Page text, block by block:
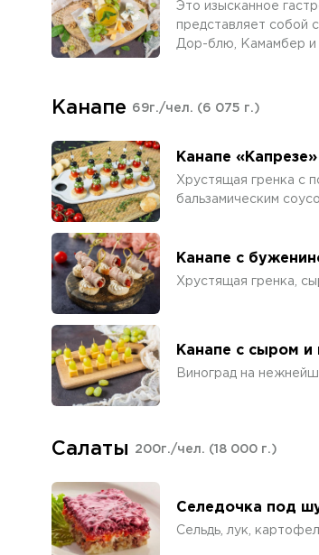
Это изысканное
представляет собой
Дор-блю, Камамбер и
Канапе 69г./чел. (6 075 г.)
Канапе «Капрезе»
Хрустящая гренка с
бальзамическим
Канапе с
Хрустящая гренка,
Канапе с сыром и
Виноград на
Салаты 200г./чел. (18 000 г.)
Селедочка под
Сельдь, лук,